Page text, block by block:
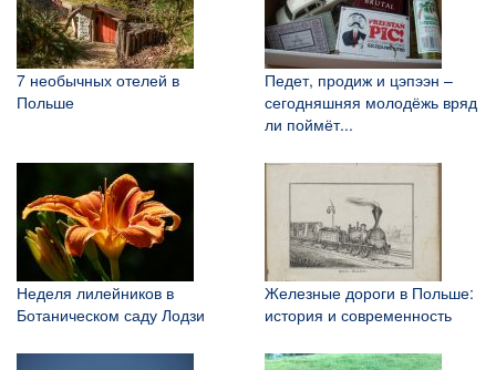
7 необычных отелей в
Польше
Педет, продиж и цэпээн –
сегодняшняя молодёжь вряд
ли поймёт...
Неделя лилейников в
Ботаническом саду Лодзи
Железные дороги в Польше:
история и современность